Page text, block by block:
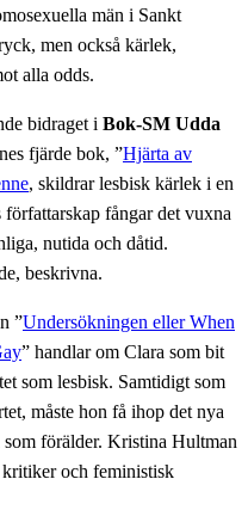
män i Sankt
men också kärlek,
alla odds.
bidraget i Bok-SM Udda
fjärde bok, ”Hjärta av
, skildrar lesbisk kärlek i en
fångar det vuxna
nutida och dåtid.
beskrivna.
”Undersökningen eller When
” handlar om Clara som bit
som lesbisk. Samtidigt som
måste hon få ihop det nya
förälder. Kristina Hultman
och feministisk